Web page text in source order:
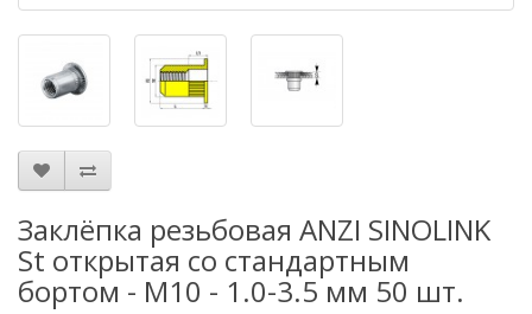
Заклёпка резьбовая ANZI SINOLINK
St открытая со стандартным
бортом - М10 - 1.0-3.5 мм 50 шт.